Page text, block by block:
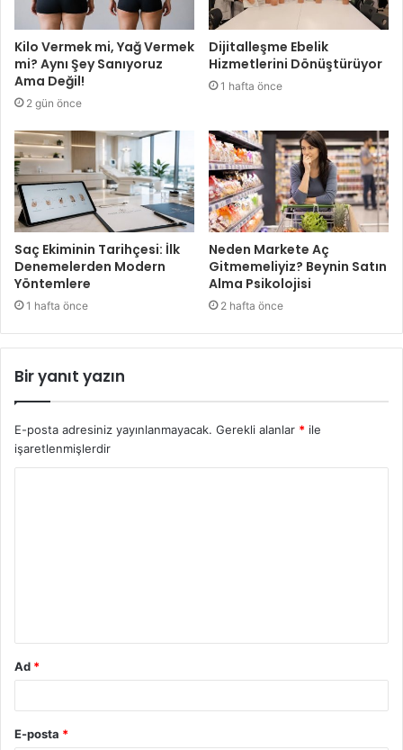
Kilo Vermek mi, Yağ Vermek
mi? Aynı Şey Sanıyoruz
Ama Değil!
2 gün önce
Dijitalleşme Ebelik
Hizmetlerini Dönüştürüyor
1 hafta önce
Saç Ekiminin Tarihçesi: İlk
Denemelerden Modern
Yöntemlere
1 hafta önce
Neden Markete Aç
Gitmemeliyiz? Beynin Satın
Alma Psikolojisi
2 hafta önce
Bir yanıt yazın
E-posta adresiniz yayınlanmayacak. Gerekli alanlar * ile
işaretlenmişlerdir
Ad *
E-posta *